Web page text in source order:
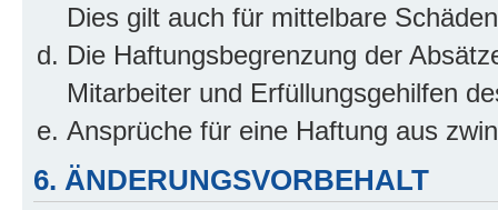
Dies gilt auch für mittelbare
Die Haftungsbegrenzung der
Mitarbeiter und Erfüllungsgehilfen
Ansprüche für eine Haftung aus
6. ÄNDERUNGSVORBEHALT